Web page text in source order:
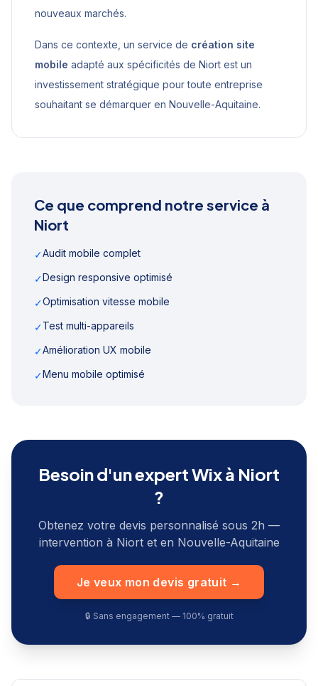
nouveaux marchés.
Dans ce contexte, un service de création site
mobile adapté aux spécificités de Niort est un
investissement stratégique pour toute entreprise
souhaitant se démarquer en Nouvelle-Aquitaine.
Ce que comprend notre service à
Niort
✓Audit mobile complet
✓Design responsive optimisé
✓Optimisation vitesse mobile
✓Test multi-appareils
✓Amélioration UX mobile
✓Menu mobile optimisé
Besoin d'un expert Wix à Niort
?
Obtenez votre devis personnalisé sous 2h —
intervention à Niortet en Nouvelle-Aquitaine
Je veux mon devis gratuit →
🔒 Sans engagement — 100% gratuit